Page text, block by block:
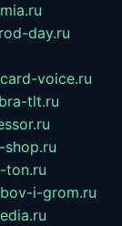
day.ru
card-voice.ru
tlt.ru
shop.ru
ton.ru
i-grom.ru